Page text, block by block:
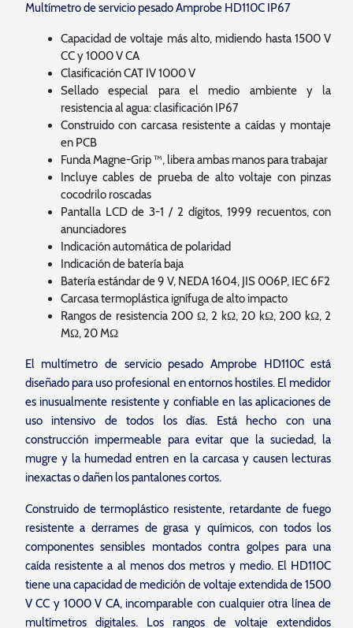
Multímetro de servicio pesado Amprobe HD110C IP67
Capacidad de voltaje más alto, midiendo hasta 1500 V
CC y 1000 V CA
Clasificación CAT IV 1000 V
Sellado especial para el medio ambiente y la
resistencia al agua: clasificación IP67
Construido con carcasa resistente a caídas y montaje
en PCB
Funda Magne-Grip ™, libera ambas manos para trabajar
Incluye cables de prueba de alto voltaje con pinzas
cocodrilo roscadas
Pantalla LCD de 3-1 / 2 dígitos, 1999 recuentos, con
anunciadores
Indicación automática de polaridad
Indicación de batería baja
Batería estándar de 9 V, NEDA 1604, JIS 006P, IEC 6F2
Carcasa termoplástica ignífuga de alto impacto
Rangos de resistencia 200 Ω, 2 kΩ, 20 kΩ, 200 kΩ, 2
MΩ, 20 MΩ
El multímetro de servicio pesado Amprobe HD110C está
diseñado para uso profesional en entornos hostiles. El medidor
es inusualmente resistente y confiable en las aplicaciones de
uso intensivo de todos los días. Está hecho con una
construcción impermeable para evitar que la suciedad, la
mugre y la humedad entren en la carcasa y causen lecturas
inexactas o dañen los pantalones cortos.
Construido de termoplástico resistente, retardante de fuego
resistente a derrames de grasa y químicos, con todos los
componentes sensibles montados contra golpes para una
caída resistente a al menos dos metros y medio. El HD110C
tiene una capacidad de medición de voltaje extendida de 1500
V CC y 1000 V CA, incomparable con cualquier otra línea de
multímetros digitales. Los rangos de voltaje extendidos